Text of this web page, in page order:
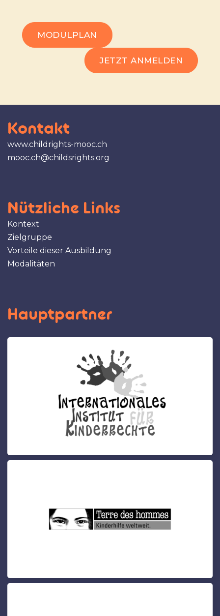
MODULPLAN
JETZT ANMELDEN
Kontakt
www.childrights-mooc.ch
mooc.ch@childsrights.org
Nützliche Links
Kontext
Zielgruppe
Vorteile dieser Ausbildung
Modalitäten
Hauptpartner